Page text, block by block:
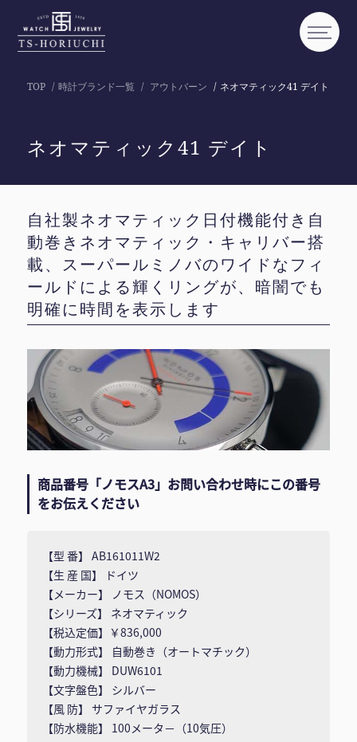
TOP 時計ブランド一覧 アウトバーン ネオマティック41 デイト
ネオマティック41 デイト
自社製ネオマティック日付機能付き自
動巻きネオマティック・キャリバー搭
載、スーパールミノバのワイドなフィ
ールドによる輝くリングが、暗闇でも
明確に時間を表示します
商品番号「ノモスA3」お問い合わせ時にこの番号
をお伝えください
【型 番】 AB161011W2
【生 産 国】 ドイツ
【メーカー】 ノモス（NOMOS）
【シリーズ】 ネオマティック
【税込定価】￥836,000
【動力形式】 自動巻き（オートマチック）
【動力機械】 DUW6101
【文字盤色】 シルバー
【風 防】 サファイヤガラス
【防水機能】 100メータ－（10気圧）